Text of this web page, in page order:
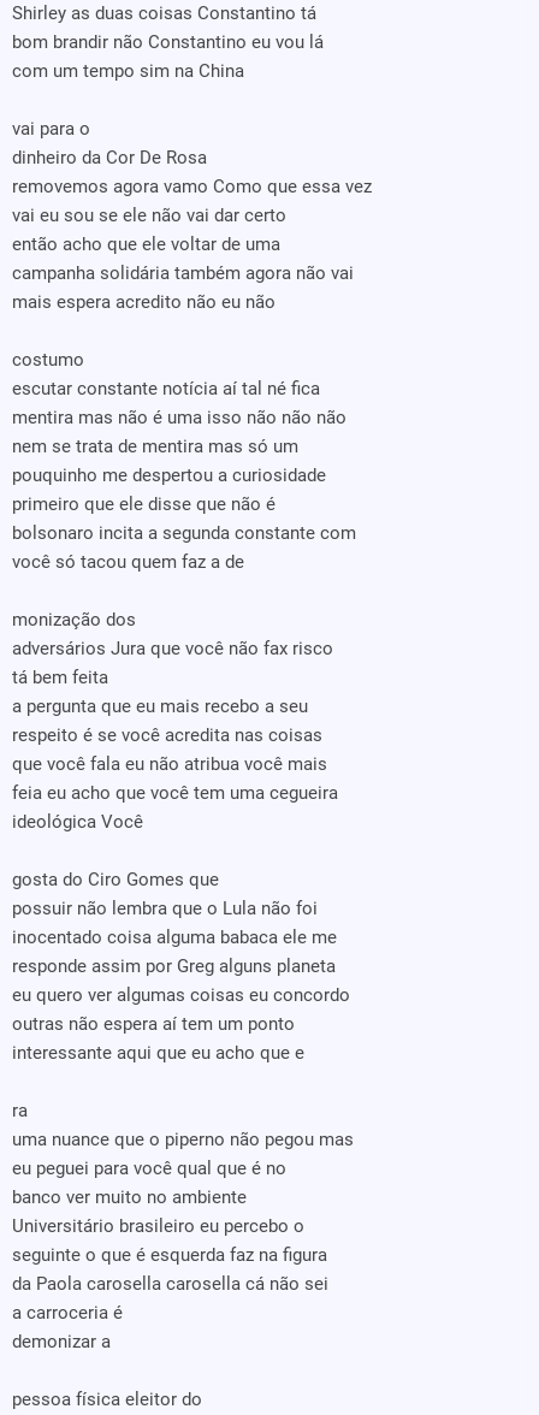
Shirley as duas coisas Constantino tá
bom brandir não Constantino eu vou lá
com um tempo sim na China
vai para o
dinheiro da Cor De Rosa
removemos agora vamo Como que essa vez
vai eu sou se ele não vai dar certo
então acho que ele voltar de uma
campanha solidária também agora não vai
mais espera acredito não eu não
costumo
escutar constante notícia aí tal né fica
mentira mas não é uma isso não não não
nem se trata de mentira mas só um
pouquinho me despertou a curiosidade
primeiro que ele disse que não é
bolsonaro incita a segunda constante com
você só tacou quem faz a de
monização dos
adversários Jura que você não fax risco
tá bem feita
a pergunta que eu mais recebo a seu
respeito é se você acredita nas coisas
que você fala eu não atribua você mais
feia eu acho que você tem uma cegueira
ideológica Você
gosta do Ciro Gomes que
possuir não lembra que o Lula não foi
inocentado coisa alguma babaca ele me
responde assim por Greg alguns planeta
eu quero ver algumas coisas eu concordo
outras não espera aí tem um ponto
interessante aqui que eu acho que e
ra
uma nuance que o piperno não pegou mas
eu peguei para você qual que é no
banco ver muito no ambiente
Universitário brasileiro eu percebo o
seguinte o que é esquerda faz na figura
da Paola carosella carosella cá não sei
a carroceria é
demonizar a
pessoa física eleitor do